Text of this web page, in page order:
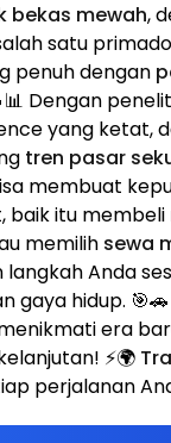
bekas mewah,
satu
penuh dengan
Dengan
yang ketat,
tren pasar
membuat
baik itu membeli
memilih sewa
Anda
gaya hidup.
era
⚡🌍
perjalanan